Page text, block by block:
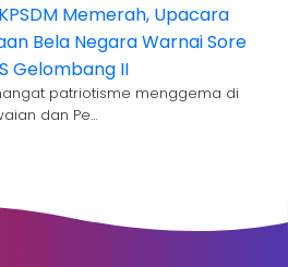
Memerah, Upacara
Bela Negara Warnai Sore
Gelombang II
patriotisme menggema di
dan Pe…